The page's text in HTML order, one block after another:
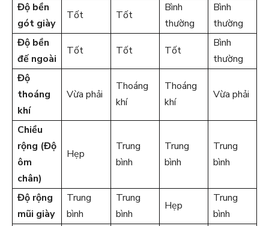
Độ bền
gót giày
Tốt Tốt
Bình
thường
Bình
thường
Độ bền
đế ngoài
Tốt Tốt Tốt
Bình
thường
Độ
thoáng
khí
Vừa phải
Thoáng
khí
Thoáng
khí
Vừa phải
Chiều
rộng (Độ
ôm
chân)
Hẹp
Trung
bình
Trung
bình
Trung
bình
Độ rộng
mũi giày
Trung
bình
Trung
bình
Hẹp
Trung
bình